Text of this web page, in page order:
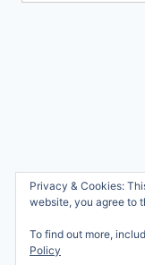
Wie ben ik?
Samenwerken
Privacy & Cookies:
website, you agree to
To find out more,
Policy